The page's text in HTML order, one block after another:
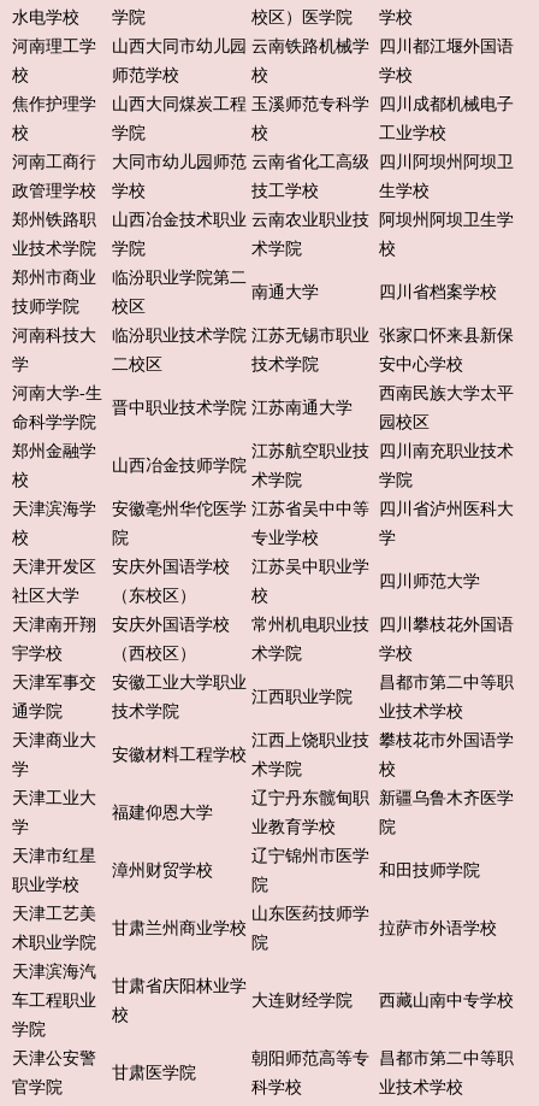
水电学校
学院
校区）医学院
学校
河南理工学
校
山西大同市幼儿园
师范学校
云南铁路机械学
校
四川都江堰外国语
学校
焦作护理学
校
山西大同煤炭工程
学院
玉溪师范专科学
校
四川成都机械电子
工业学校
河南工商行
政管理学校
大同市幼儿园师范
学校
云南省化工高级
技工学校
四川阿坝州阿坝卫
生学校
郑州铁路职
业技术学院
山西冶金技术职业
学院
云南农业职业技
术学院
阿坝州阿坝卫生学
校
郑州市商业
技师学院
临汾职业学院第二
校区
南通大学 四川省档案学校
河南科技大
学
临汾职业技术学院
二校区
江苏无锡市职业
技术学院
张家口怀来县新保
安中心学校
河南大学-生
命科学学院
晋中职业技术学院 江苏南通大学
西南民族大学太平
园校区
郑州金融学
校
山西冶金技师学院
江苏航空职业技
术学院
四川南充职业技术
学院
天津滨海学
校
安徽亳州华佗医学
院
江苏省吴中中等
专业学校
四川省泸州医科大
学
天津开发区
社区大学
安庆外国语学校
（东校区）
江苏吴中职业学
校
四川师范大学
天津南开翔
宇学校
安庆外国语学校
（西校区）
常州机电职业技
术学院
四川攀枝花外国语
学校
天津军事交
通学院
安徽工业大学职业
技术学院
江西职业学院
昌都市第二中等职
业技术学校
天津商业大
学
安徽材料工程学校
江西上饶职业技
术学院
攀枝花市外国语学
校
天津工业大
学
福建仰恩大学
辽宁丹东髋甸职
业教育学校
新疆乌鲁木齐医学
院
天津市红星
职业学校
漳州财贸学校
辽宁锦州市医学
院
和田技师学院
天津工艺美
术职业学院
甘肃兰州商业学校
山东医药技师学
院
拉萨市外语学校
天津滨海汽
车工程职业
学院
甘肃省庆阳林业学
校
大连财经学院 西藏山南中专学校
天津公安警
官学院
甘肃医学院
朝阳师范高等专
科学校
昌都市第二中等职
业技术学校